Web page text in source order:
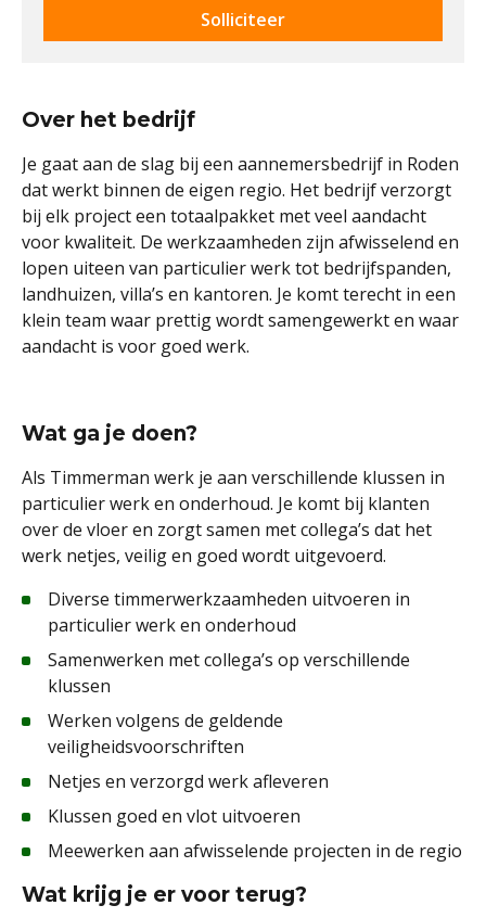
Solliciteer
Over het bedrijf
Je gaat aan de slag bij een aannemersbedrijf in Roden
dat werkt binnen de eigen regio. Het bedrijf verzorgt
bij elk project een totaalpakket met veel aandacht
voor kwaliteit. De werkzaamheden zijn afwisselend en
lopen uiteen van particulier werk tot bedrijfspanden,
landhuizen, villa’s en kantoren. Je komt terecht in een
klein team waar prettig wordt samengewerkt en waar
aandacht is voor goed werk.
Wat ga je doen?
Als Timmerman werk je aan verschillende klussen in
particulier werk en onderhoud. Je komt bij klanten
over de vloer en zorgt samen met collega’s dat het
werk netjes, veilig en goed wordt uitgevoerd.
Diverse timmerwerkzaamheden uitvoeren in
particulier werk en onderhoud
Samenwerken met collega’s op verschillende
klussen
Werken volgens de geldende
veiligheidsvoorschriften
Netjes en verzorgd werk afleveren
Klussen goed en vlot uitvoeren
Meewerken aan afwisselende projecten in de regio
Wat krijg je er voor terug?